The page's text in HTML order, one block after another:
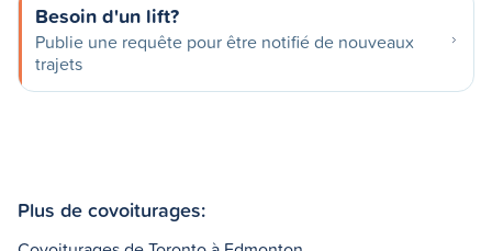
Besoin d'un lift?
Publie une requête pour être notifié de nouveaux
trajets
Plus de covoiturages: